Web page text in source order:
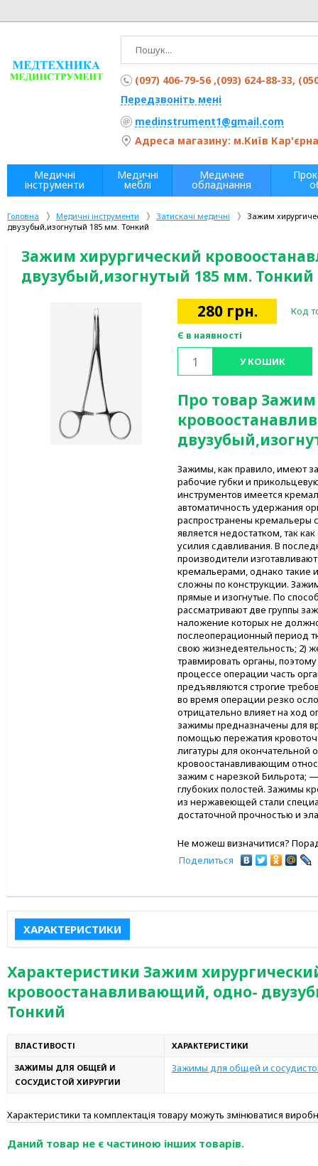
Головна Медичні інструменти Затискачі медичні
Зажим
двузубый,изогнутый 185 мм. Тонкий
Зажим хирургический
двузубый,изогнутый 185 мм. Тонкий
280 грн.
Код
Є в наявності
У КОШИК
Про товар
Зажимы, как правило, имеют
рабочие губки и
инструментов имеется
автоматичность удержания
распространены кремальеры
является недостатком, так
усилия сдавливания. В
производители
кремальерами, однако такие
сложны по конструкции.
прямые и изогнутые. По
рассматривают две группы
наложение которых не
послеоперационный период
свою жизнедеятельность; 2)
травмировать органы,
процессе операции часть
предъявляются строгие
во время операции резко
отрицательно влияет на ход
зажимы предназначены для
помощью пережатия
лигатуры для окончательной
кровоостанавливающим
зажим с нарезкой Бильрота;
глубоких полостей. Зажимы
из нержавеющей стали
достаточной прочностью и
Не можеш визначитися?
Поделиться
ХАРАКТЕРИСТИКИ
Характеристики Зажим
кровоостанавливающий, одно-
Тонкий
ВЛАСТИВОСТІ ХАРАКТЕРИСТИКИ
ЗАЖИМЫ ДЛЯ ОБЩЕЙ И
СОСУДИСТОЙ ХИРУРГИИ
Зажимы для общей и
Характеристики та комплектація товару можуть змінюватися
Даний товар не є частиною інших товарів.
(097) 406-79-56 ,(093) 624-88-33,
Передзвоніть мені
medinstrument1@gmail.com
Адреса магазину: м.Київ
Медичні
інструменти
Медичні
меблі
Медичне
обладнання